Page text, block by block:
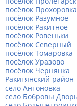
посёлок Прохоровка
посёлок Разумное
посёлок Ракитное
посёлок Ровеньки
посёлок Северный
посёлок Томаровка
посёлок Уразово
посёлок Чернянка
Ракитянский район
село Антоновка
село Бобровы